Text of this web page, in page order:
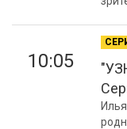
10:05